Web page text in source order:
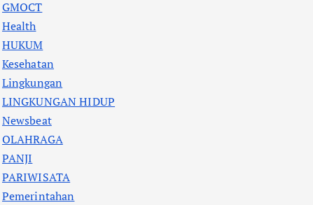
GMOCT
Health
HUKUM
Kesehatan
Lingkungan
LINGKUNGAN HIDUP
Newsbeat
OLAHRAGA
PANJI
PARIWISATA
Pemerintahan